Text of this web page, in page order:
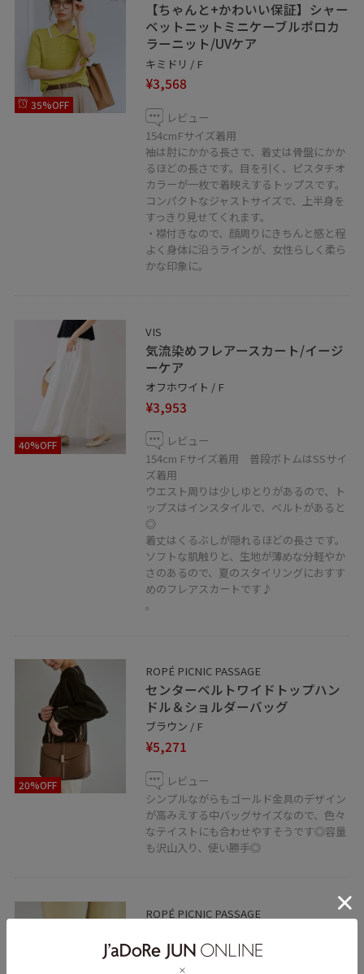
35%OFF
【ちゃんと+かわいい保証】シャー
ベットニットミニケーブルポロカ
ラーニット/UVケア
キミドリ / F
¥3,568
レビュー
154cmFサイズ着用
袖は肘にかかる長さで、着丈は骨盤にかか
るほどの長さです。目を引く、ピスタチオ
カラーが一枚で着映えするトップスです。
コンパクトなジャストサイズで、上半身を
すっきり見せてくれます。
・襟付きなので、顔周りにきちんと感と程
よく身体に沿うラインが、女性らしく柔ら
かな印象に。
40%OFF
VIS
気流染めフレアースカート/イージ
ーケア
オフホワイト / F
¥3,953
レビュー
154cm Fサイズ着用 普段ボトムはSSサイ
ズ着用
ウエスト周りは少しゆとりがあるので、ト
ップスはインスタイルで、ベルトがあると
◎
着丈はくるぶしが隠れるほどの長さです。
ソフトな肌触りと、生地が薄めな分軽やか
さのあるので、夏のスタイリングにおすす
めのフレアスカートです♪
。
20%OFF
ROPÉ PICNIC PASSAGE
センターベルトワイドトップハン
ドル＆ショルダーバッグ
ブラウン / F
¥5,271
レビュー
シンプルながらもゴールド金具のデザイン
が高みえする中バッグサイズなので、色々
なテイストにも合わせやすそうです◎容量
も沢山入り、使い勝手◎
ROPÉ PICNIC PASSAGE
ベージュ系 / 23.5